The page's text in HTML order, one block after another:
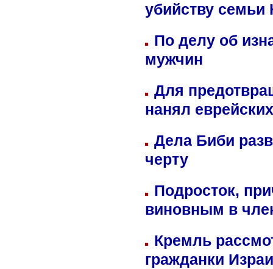
убийству семьи
По делу об
мужчин
Для
нанял
Дела Биби
черту
Подросток,
виновным в
Кремль
гражданки